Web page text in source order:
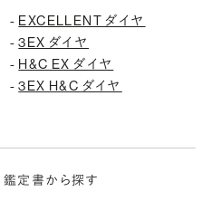
- EXCELLENT ダイヤ
-3EX ダイヤ
- H&C EX ダイヤ
-3EX H&C ダイヤ
鑑定書から探す